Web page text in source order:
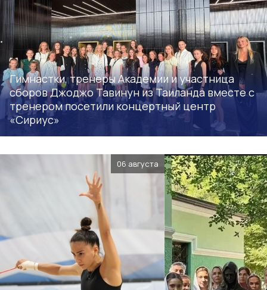
Гимнастки, тренеры Академии и участница
сборов Джоджо Тавинун из Таиланда вместе с
тренером посетили концертный центр
«Сириус»
06 августа